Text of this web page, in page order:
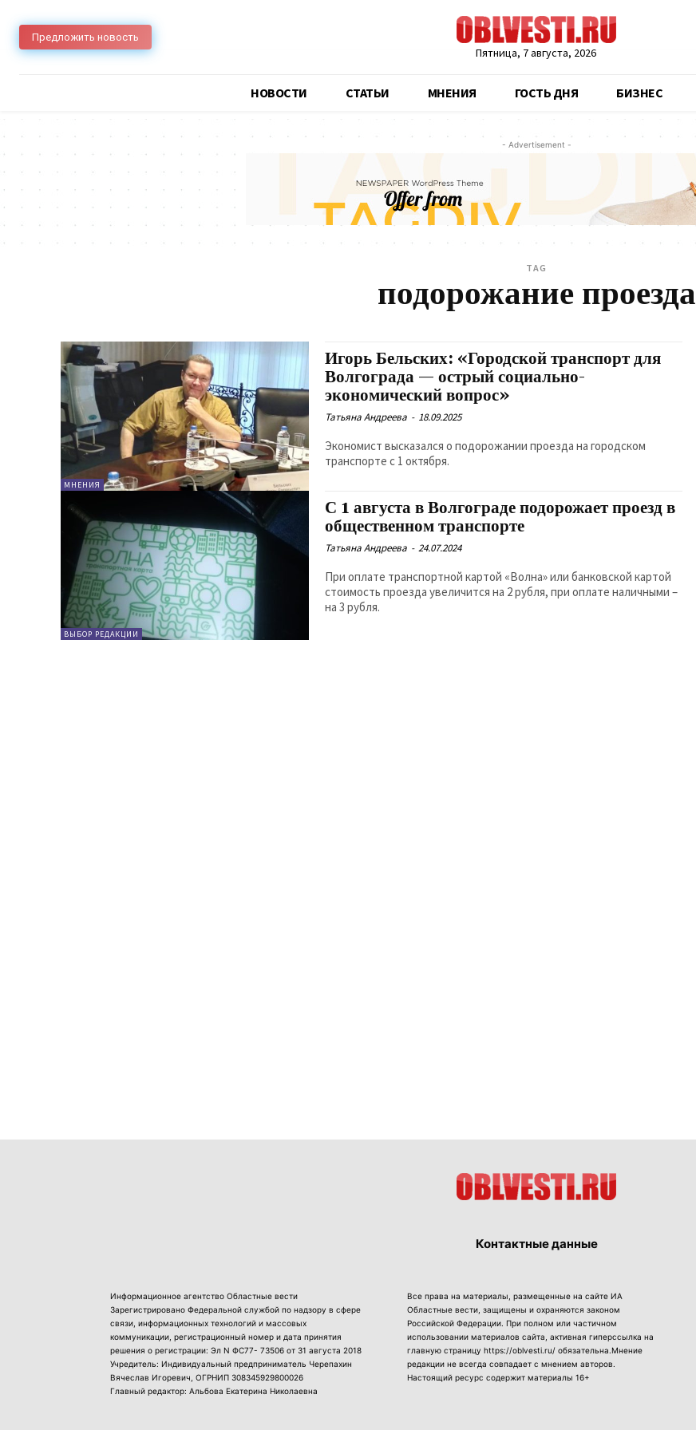
Предложить новость
Пятница, 7 августа, 2026
НОВОСТИ CТАТЬИ МНЕНИЯ ГОСТЬ ДНЯ БИЗНЕС
- Advertisement -
TAG
подорожание проезда
МНЕНИЯ
Игорь Бельских: «Городской транспорт для
Волгограда — острый социально-
экономический вопрос»
Татьяна Андреева - 18.09.2025
Экономист высказался о подорожании проезда на городском
транспорте с 1 октября.
ВЫБОР РЕДАКЦИИ
С 1 августа в Волгограде подорожает проезд в
общественном транспорте
Татьяна Андреева - 24.07.2024
При оплате транспортной картой «Волна» или банковской картой
стоимость проезда увеличится на 2 рубля, при оплате наличными –
на 3 рубля.
Контактные данные
Информационное агентство Областные вести
Зарегистрировано Федеральной службой по надзору в сфере
связи, информационных технологий и массовых
коммуникации, регистрационный номер и дата принятия
решения о регистрации: Эл N ФС77- 73506 от 31 августа 2018
Учредитель: Индивидуальный предприниматель Черепахин
Вячеслав Игоревич, ОГРНИП 308345929800026
Главный редактор: Альбова Екатерина Николаевна
Все права на материалы, размещенные на сайте ИА
Областные вести, защищены и охраняются законом
Российской Федерации. При полном или частичном
использовании материалов сайта, активная гиперссылка на
главную страницу https://oblvesti.ru/ обязательна.Мнение
редакции не всегда совпадает с мнением авторов.
Настоящий ресурс содержит материалы 16+